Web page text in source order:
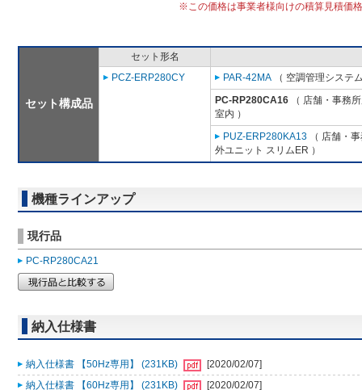
※この価格は事業者様向けの積算見積価
セット構成品
セット形名
PCZ-ERP280CY
PAR-42MA （ 空調管理システ
PC-RP280CA16 （ 店舗・事務
室内 ）
PUZ-ERP280KA13 （ 店舗・
外ユニット スリムER ）
機種ラインアップ
現行品
PC-RP280CA21
納入仕様書
納入仕様書 【50Hz専用】 (231KB)
[2020/02/07]
納入仕様書 【60Hz専用】 (231KB)
[2020/02/07]